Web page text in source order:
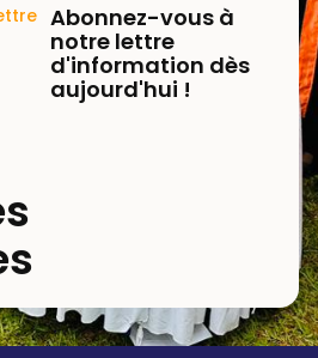
Abonnez-vous à
notre lettre
d'information dès
aujourd'hui !